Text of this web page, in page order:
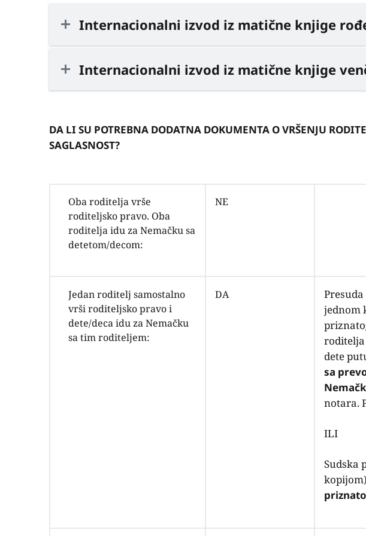
Internacionalni izvod iz matične knjige
Internacionalni izvod iz matične knjige
DA LI SU POTREBNA DODATNA DOKUMENTA O VRŠENJU
SAGLASNOST?
Oba roditelja vrše
roditeljsko pravo. Oba
roditelja idu za Nemačku sa
detetom/decom:
NE
Jedan roditelj samostalno
vrši roditeljsko pravo i
dete/deca idu za Nemačku
sa tim roditeljem:
DA
jednom
roditelja
dete
sa
notara.
ILI
Sudska